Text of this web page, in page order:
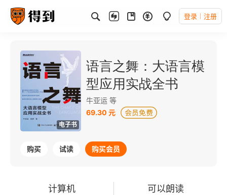
登录 注册
电子书
语言之舞：大语言模
型应用实战全书
牛亚运 等
69.30 元
购买 试读 购买会员
计算机 可以朗读